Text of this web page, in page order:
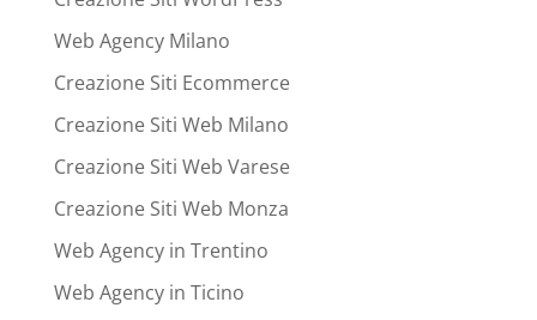
Web Agency Milano
Creazione Siti Ecommerce
Creazione Siti Web Milano
Creazione Siti Web Varese
Creazione Siti Web Monza
Web Agency in Trentino
Web Agency in Ticino